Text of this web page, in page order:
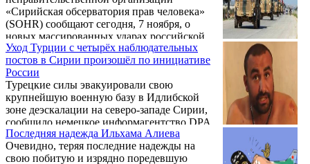
«Сирийская обсерватория прав человека»
(SOHR) сообщают сегодня, 7 ноября, о
новых массированных ударах российской
авиации на северо-западе арабской
республики.
Уход Турции с четырёх наблюдательных
постов в Сирии произошёл по инициативе
России
Турецкие силы эвакуировали свою
крупнейшую военную базу в Идлибской
зоне деэскалации на северо-западе Сирии,
сообщило немецкое информагентство DPA.
«Были замечены конвои с военным
персоналом и техникой, покидающие базу
Морек в северной части провинции Хама»,
Последняя надежда Ильхама Алиева
Очевидно, теряя последние надежды на
свою побитую и изрядно поредевшую